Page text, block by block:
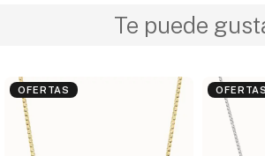
Te puede
OFERTAS OFERTAS